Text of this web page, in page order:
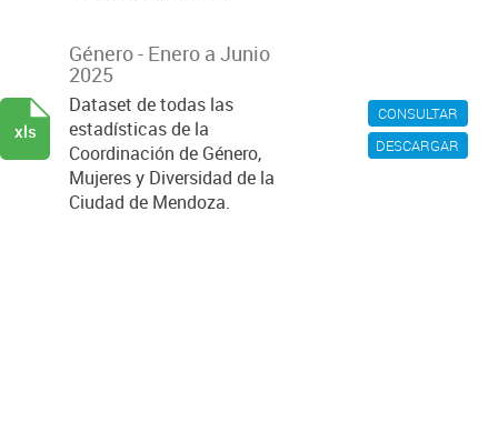
CONSULTAR
DESCARGAR
Género - Enero a Junio
2025
Dataset de todas las
estadísticas de la
Coordinación de Género,
Mujeres y Diversidad de la
Ciudad de Mendoza.
xls